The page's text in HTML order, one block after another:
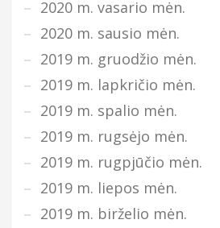
2020 m. vasario mėn.
2020 m. sausio mėn.
2019 m. gruodžio mėn.
2019 m. lapkričio mėn.
2019 m. spalio mėn.
2019 m. rugsėjo mėn.
2019 m. rugpjūčio mėn.
2019 m. liepos mėn.
2019 m. birželio mėn.